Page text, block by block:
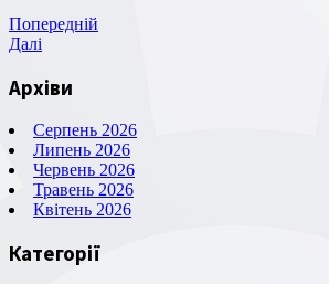
Навігація
записів
Попередній
запис
Попередній
Наступний
Далі
Архіви
Серпень 2026
Липень 2026
Червень 2026
Травень 2026
Квітень 2026
Категорії